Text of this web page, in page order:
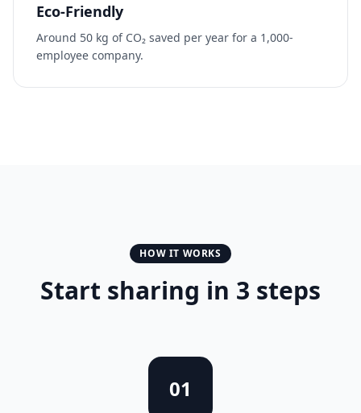
Eco-Friendly
Around 50 kg of CO₂ saved per year for a 1,000-
employee company.
HOW IT WORKS
Start sharing in 3 steps
01